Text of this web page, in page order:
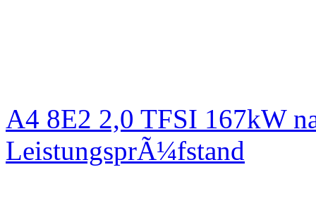
A4 8E2 2,0 TFSI 167kW
LeistungsprÃ¼fstand